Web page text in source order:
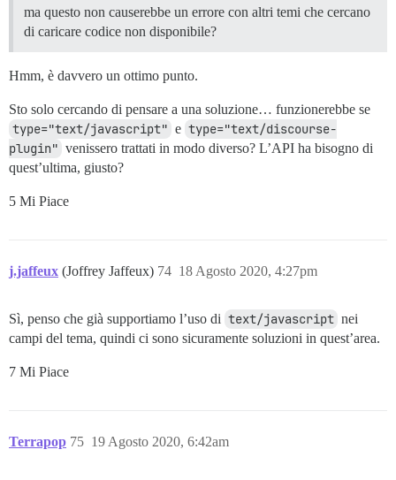
ma questo non causerebbe un errore con altri temi che cercano
di caricare codice non disponibile?
Hmm, è davvero un ottimo punto.
Sto solo cercando di pensare a una soluzione… funzionerebbe se
type="text/javascript" e type="text/discourse-
plugin" venissero trattati in modo diverso? L’API ha bisogno di
quest’ultima, giusto?
5 Mi Piace
j.jaffeux (Joffrey Jaffeux) 18 Agosto 2020, 4:27pm
74
Sì, penso che già supportiamo l’uso di text/javascript nei
campi del tema, quindi ci sono sicuramente soluzioni in quest’area.
7 Mi Piace
Terrapop 19 Agosto 2020, 6:42am
75